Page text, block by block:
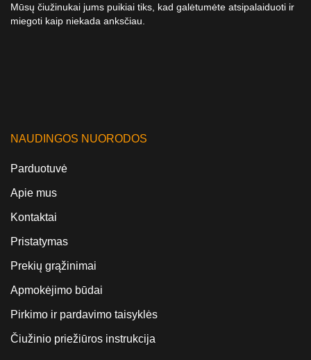
Mūsų čiužinukai jums puikiai tiks, kad galėtumėte atsipalaiduoti ir
miegoti kaip niekada anksčiau.
NAUDINGOS NUORODOS
Parduotuvė
Apie mus
Kontaktai
Pristatymas
Prekių grąžinimai
Apmokėjimo būdai
Pirkimo ir pardavimo taisyklės
Čiužinio priežiūros instrukcija